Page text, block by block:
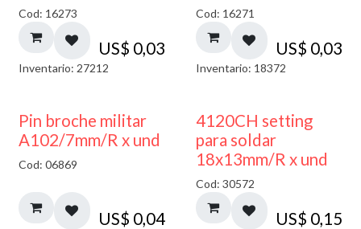
Cod: 16273
US$ 0,03
Inventario: 27212
Cod: 16271
US$ 0,03
Inventario: 18372
Pin broche militar
A102/7mm/R x und
Cod: 06869
US$ 0,04
4120CH setting
para soldar
18x13mm/R x und
Cod: 30572
US$ 0,15